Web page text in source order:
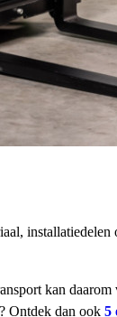
kan
Ontdek dan ook 5